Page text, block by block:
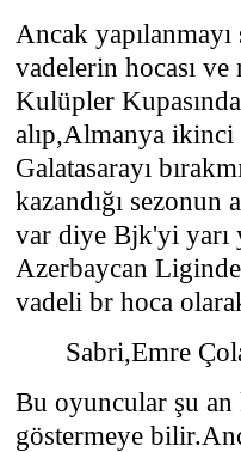
Ancak
vadelerin hocası
Kulüpler
alıp,Almanya
Galatasarayı
kazandığı sezonun
var diye Bjk'yi yarı
Azerbaycan
vadeli br hoca
Sabri,Emre
Bu oyuncular şu
göstermeye